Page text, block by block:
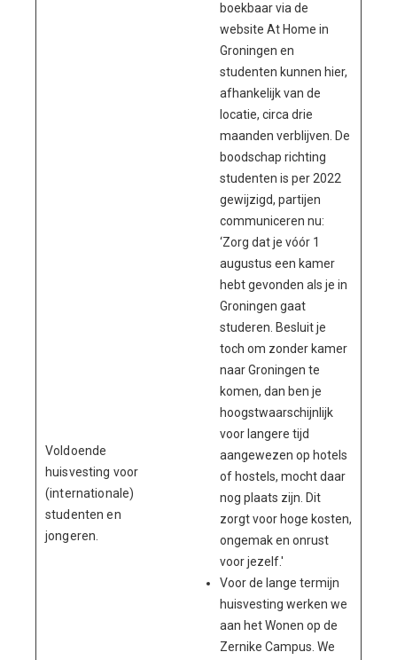
Voldoende
huisvesting voor
(internationale)
studenten en
jongeren.
boekbaar via de
website At Home in
Groningen en
studenten kunnen hier,
afhankelijk van de
locatie, circa drie
maanden verblijven. De
boodschap richting
studenten is per 2022
gewijzigd, partijen
communiceren nu:
‘Zorg dat je vóór 1
augustus een kamer
hebt gevonden als je in
Groningen gaat
studeren. Besluit je
toch om zonder kamer
naar Groningen te
komen, dan ben je
hoogstwaarschijnlijk
voor langere tijd
aangewezen op hotels
of hostels, mocht daar
nog plaats zijn. Dit
zorgt voor hoge kosten,
ongemak en onrust
voor jezelf.'
Voor de lange termijn
huisvesting werken we
aan het Wonen op de
Zernike Campus. We